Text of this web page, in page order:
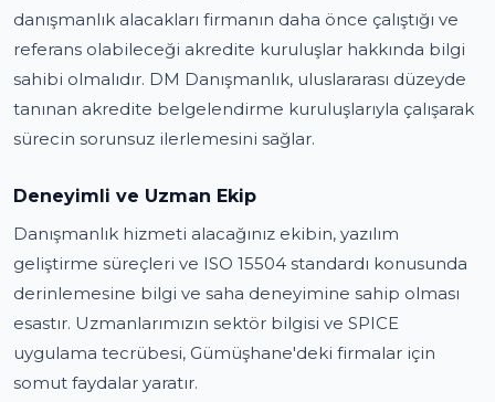
danışmanlık alacakları firmanın daha önce çalıştığı ve
referans olabileceği akredite kuruluşlar hakkında bilgi
sahibi olmalıdır. DM Danışmanlık, uluslararası düzeyde
tanınan akredite belgelendirme kuruluşlarıyla çalışarak
sürecin sorunsuz ilerlemesini sağlar.
Deneyimli ve Uzman Ekip
Danışmanlık hizmeti alacağınız ekibin, yazılım
geliştirme süreçleri ve ISO 15504 standardı konusunda
derinlemesine bilgi ve saha deneyimine sahip olması
esastır. Uzmanlarımızın sektör bilgisi ve SPICE
uygulama tecrübesi, Gümüşhane'deki firmalar için
somut faydalar yaratır.